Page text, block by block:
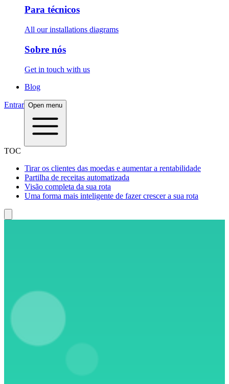
Para técnicos
All our installations diagrams
Sobre nós
Get in touch with us
Blog
Entrar Open menu
TOC
Tirar os clientes das moedas e aumentar a rentabilidade
Partilha de receitas automatizada
Visão completa da sua rota
Uma forma mais inteligente de fazer crescer a sua rota